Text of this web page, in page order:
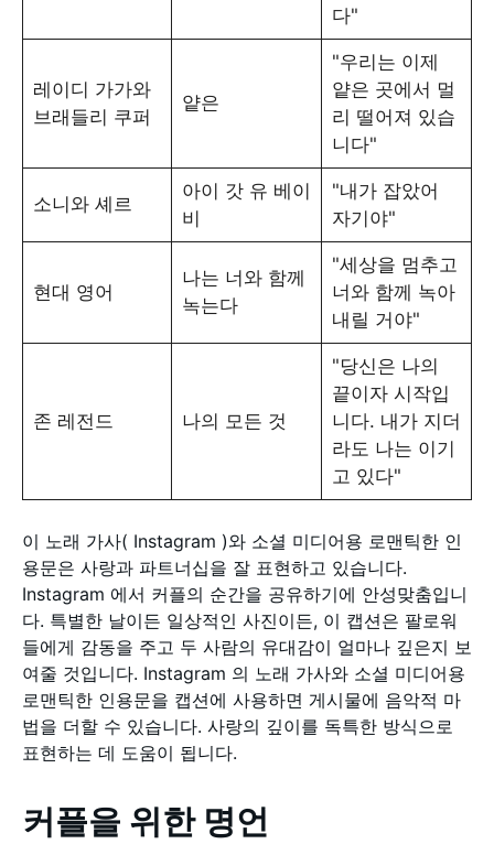
다"
레이디 가가와
브래들리 쿠퍼
얕은
"우리는 이제
얕은 곳에서 멀
리 떨어져 있습
니다"
소니와 셰르
아이 갓 유 베이
비
"내가 잡았어
자기야"
현대 영어
나는 너와 함께
녹는다
"세상을 멈추고
너와 함께 녹아
내릴 거야"
존 레전드 나의 모든 것
"당신은 나의
끝이자 시작입
니다. 내가 지더
라도 나는 이기
고 있다"
이 노래 가사( Instagram )와 소셜 미디어용 로맨틱한 인
용문은 사랑과 파트너십을 잘 표현하고 있습니다.
Instagram 에서 커플의 순간을 공유하기에 안성맞춤입니
다. 특별한 날이든 일상적인 사진이든, 이 캡션은 팔로워
들에게 감동을 주고 두 사람의 유대감이 얼마나 깊은지 보
여줄 것입니다. Instagram 의 노래 가사와 소셜 미디어용
로맨틱한 인용문을 캡션에 사용하면 게시물에 음악적 마
법을 더할 수 있습니다. 사랑의 깊이를 독특한 방식으로
표현하는 데 도움이 됩니다.
커플을 위한 명언